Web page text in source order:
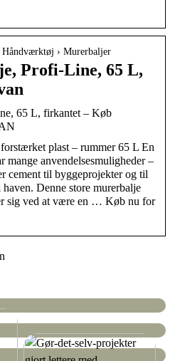
› Murerbaljer
Profi-Line, 65 L,
65 L, firkantet – Køb
plast – rummer 65 L En
mange anvendelsesmuligheder –
cement til byggeprojekter og til
Denne store murerbalje
sig ved at være en … Køb nu for